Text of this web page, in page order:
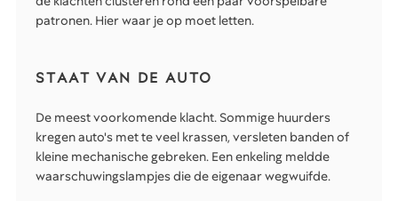
patronen. Hier waar je op moet letten.
STAAT VAN DE AUTO
De meest voorkomende klacht. Sommige huurders
kregen auto's met te veel krassen, versleten banden of
kleine mechanische gebreken. Een enkeling meldde
waarschuwingslampjes die de eigenaar wegwuifde.